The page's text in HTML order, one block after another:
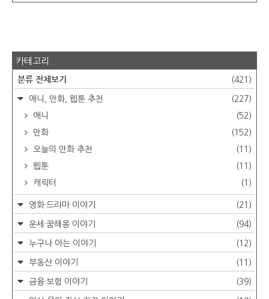
카테고리
분류 전체보기 (421)
애니, 만화, 웹툰 추천
(227)
애니
(52)
만화
(152)
오늘의 만화 추천
(11)
웹툰
(11)
캐릭터
(1)
영화·드라마 이야기 (21)
운세·꿈해몽 이야기 (94)
누구나 아는 이야기 (12)
부동산 이야기 (11)
금융·보험 이야기 (39)